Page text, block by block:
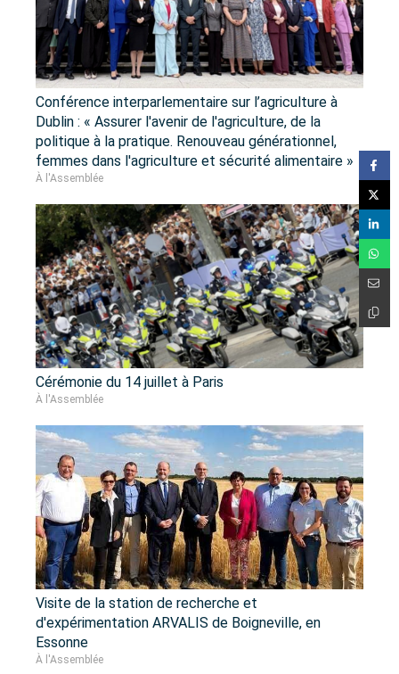
Conférence interparlementaire sur l’agriculture à
Dublin : « Assurer l'avenir de l'agriculture, de la
politique à la pratique. Renouveau générationnel,
femmes dans l'agriculture et sécurité alimentaire »
À l'Assemblée
Cérémonie du 14 juillet à Paris
À l'Assemblée
Visite de la station de recherche et
d'expérimentation ARVALIS de Boigneville, en
Essonne
À l'Assemblée